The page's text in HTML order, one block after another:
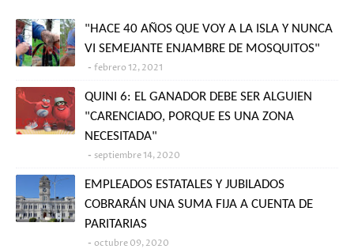
"HACE 40 AÑOS QUE VOY A LA ISLA Y NUNCA
VI SEMEJANTE ENJAMBRE DE MOSQUITOS"
febrero 12, 2021
QUINI 6: EL GANADOR DEBE SER ALGUIEN
"CARENCIADO, PORQUE ES UNA ZONA
NECESITADA"
septiembre 14, 2020
EMPLEADOS ESTATALES Y JUBILADOS
COBRARÁN UNA SUMA FIJA A CUENTA DE
PARITARIAS
octubre 09, 2020